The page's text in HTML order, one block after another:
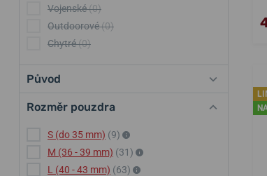
Vojenské(0)
Outdoorové(0)
Chytré(0)
Původ
Rozměr pouzdra
S (do 35 mm) (9)
M (36 - 39 mm) (31)
L (40 - 43 mm) (63)